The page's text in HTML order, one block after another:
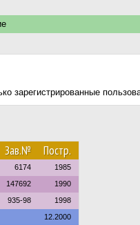
зарегистрированные
Зав.№ Постр.
6174 1985
147692 1990
935-98 1998
12.2000